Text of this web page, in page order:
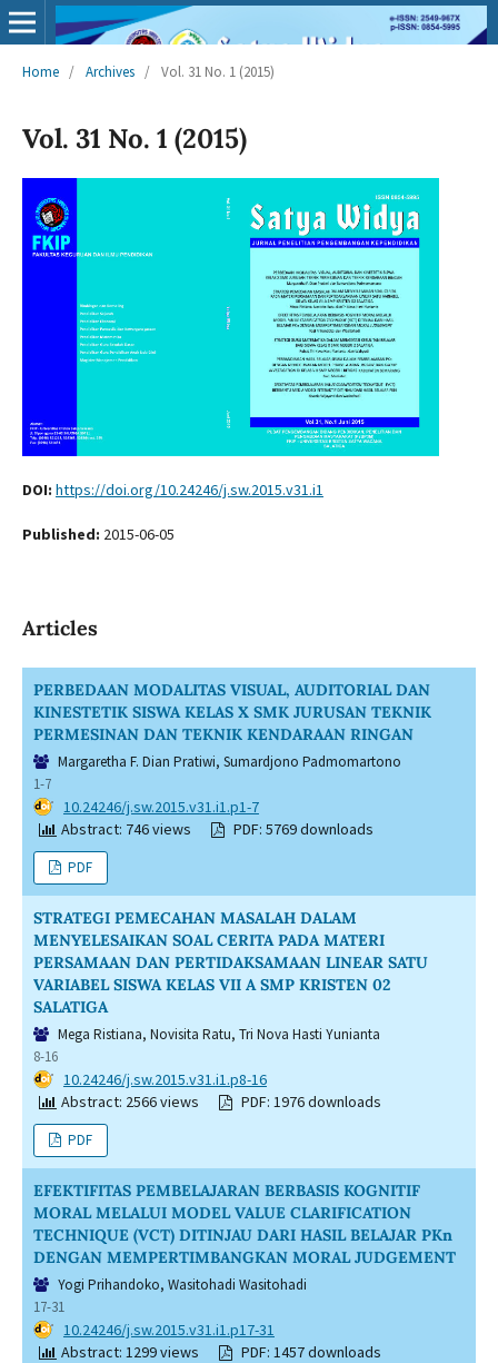
Home / Archives / Vol. 31 No. 1 (2015)
Vol. 31 No. 1 (2015)
DOI: https://doi.org/10.24246/j.sw.2015.v31.i1
Published: 2015-06-05
Articles
PERBEDAAN MODALITAS VISUAL, AUDITORIAL DAN
KINESTETIK SISWA KELAS X SMK JURUSAN TEKNIK
PERMESINAN DAN TEKNIK KENDARAAN RINGAN
Margaretha F. Dian Pratiwi, Sumardjono Padmomartono
1-7
DOI: 10.24246/j.sw.2015.v31.i1.p1-7
Abstract: 746 views
PDF: 5769 downloads
PDF
STRATEGI PEMECAHAN MASALAH DALAM
MENYELESAIKAN SOAL CERITA PADA MATERI
PERSAMAAN DAN PERTIDAKSAMAAN LINEAR SATU
VARIABEL SISWA KELAS VII A SMP KRISTEN 02
SALATIGA
Mega Ristiana, Novisita Ratu, Tri Nova Hasti Yunianta
8-16
DOI: 10.24246/j.sw.2015.v31.i1.p8-16
Abstract: 2566 views
PDF: 1976 downloads
PDF
EFEKTIFITAS PEMBELAJARAN BERBASIS KOGNITIF
MORAL MELALUI MODEL VALUE CLARIFICATION
TECHNIQUE (VCT) DITINJAU DARI HASIL BELAJAR PKn
DENGAN MEMPERTIMBANGKAN MORAL JUDGEMENT
Yogi Prihandoko, Wasitohadi Wasitohadi
17-31
DOI: 10.24246/j.sw.2015.v31.i1.p17-31
Abstract: 1299 views
PDF: 1457 downloads